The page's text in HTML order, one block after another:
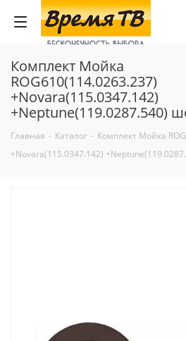
Комплект Мойка
ROG610(114.0263.237)
+Novara(115.0347.142)
+Neptune(119.0287.540)
Главная - Каталог - Комплект Мойка
+Novara(115.0347.142)